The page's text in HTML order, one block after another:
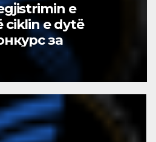
e
ciklin e dytë
за
студенти на
за 2026/2027